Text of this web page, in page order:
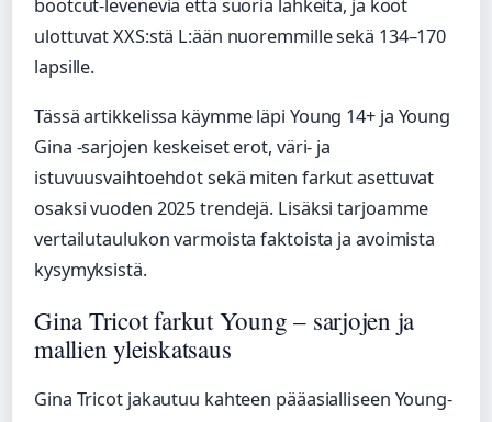
bootcut-leveneviä että suoria lahkeita, ja koot
ulottuvat XXS:stä L:ään nuoremmille sekä 134–170
lapsille.
Tässä artikkelissa käymme läpi Young 14+ ja Young
Gina -sarjojen keskeiset erot, väri- ja
istuvuusvaihtoehdot sekä miten farkut asettuvat
osaksi vuoden 2025 trendejä. Lisäksi tarjoamme
vertailutaulukon varmoista faktoista ja avoimista
kysymyksistä.
Gina Tricot farkut Young – sarjojen ja
mallien yleiskatsaus
Gina Tricot jakautuu kahteen pääasialliseen Young-